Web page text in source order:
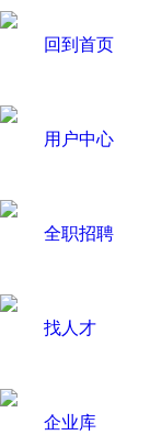
回到首页
用户中心
全职招聘
找人才
企业库